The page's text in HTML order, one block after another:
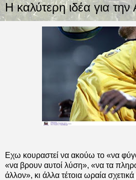
Η καλύτερη ιδέα για
Εχω κουραστεί να ακούω το «να
«να βρουν αυτοί λύση», «να τα
άλλον», κι άλλα τέτοια ωραία